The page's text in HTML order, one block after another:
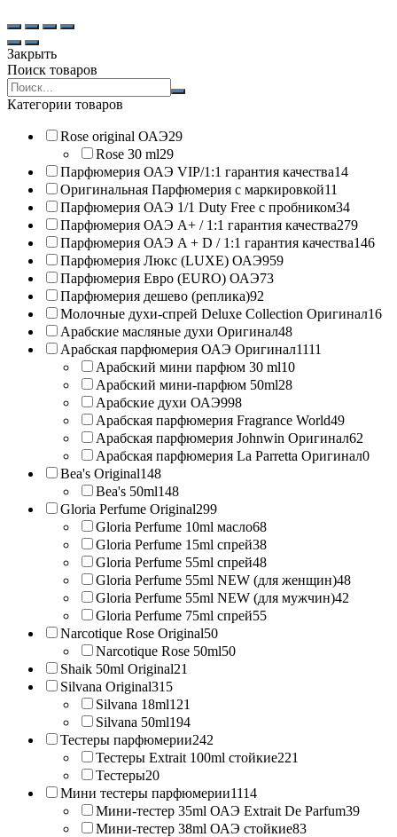
Закрыть
Поиск товаров
Search
products:
Категории товаров
Rose original ОАЭ29
Rose 30 ml29
Парфюмерия ОАЭ VIP/1:1 гарантия качества14
Оригинальная Парфюмерия с маркировкой11
Парфюмерия ОАЭ 1/1 Duty Free с пробником34
Парфюмерия ОАЭ A+ / 1:1 гарантия качества279
Парфюмерия ОАЭ A + D / 1:1 гарантия качества146
Парфюмерия Люкс (LUXE) ОАЭ959
Парфюмерия Евро (EURO) ОАЭ73
Парфюмерия дешево (реплика)92
Молочные духи-спрей Deluxe Collection Оригинал16
Арабские масляные духи Оригинал48
Арабская парфюмерия ОАЭ Оригинал1111
Арабский мини парфюм 30 ml10
Арабский мини-парфюм 50ml28
Арабские духи ОАЭ998
Арабская парфюмерия Fragrance World49
Арабская парфюмерия Johnwin Оригинал62
Арабская парфюмерия La Parretta Оригинал0
Bea's Original148
Bea's 50ml148
Gloria Perfume Original299
Gloria Perfume 10ml масло68
Gloria Perfume 15ml спрей38
Gloria Perfume 55ml спрей48
Gloria Perfume 55ml NEW (для женщин)48
Gloria Perfume 55ml NEW (для мужчин)42
Gloria Perfume 75ml спрей55
Narcotique Rose Original50
Narcotique Rose 50ml50
Shaik 50ml Original21
Silvana Original315
Silvana 18ml121
Silvana 50ml194
Тестеры парфюмерии242
Тестеры Extrait 100ml стойкие221
Тестеры20
Мини тестеры парфюмерии1114
Мини-тестер 35ml ОАЭ Extrait De Parfum39
Мини-тестер 38ml ОАЭ стойкие83